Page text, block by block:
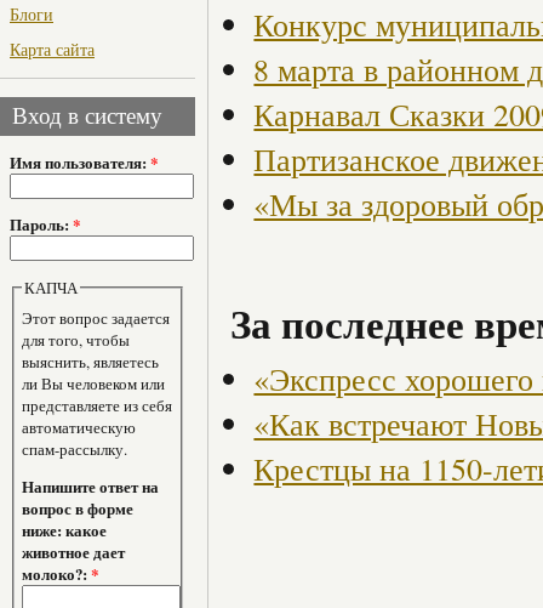
Блоги
Карта сайта
Вход в систему
Имя пользователя: *
Пароль: *
КАПЧА
Этот вопрос задается
для того, чтобы
выяснить, являетесь
ли Вы человеком или
представляете из себя
автоматическую
спам-рассылку.
Напишите ответ на
вопрос в форме
ниже: какое
животное дает
молоко?:*
Конкурс
8 марта в районном
Карнавал Сказки
Партизанское
«Мы за здоровый
За последнее
«Экспресс хорошего
«Как встречают
Крестцы на 1150-